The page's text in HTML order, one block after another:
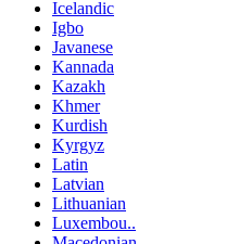
Icelandic
Igbo
Javanese
Kannada
Kazakh
Khmer
Kurdish
Kyrgyz
Latin
Latvian
Lithuanian
Luxembou..